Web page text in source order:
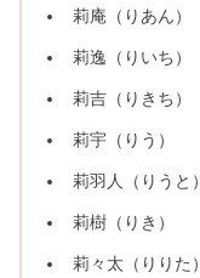
​​莉庵（りあん）
莉逸（りいち）
莉吉（りきち）
莉宇（りう）
莉羽人（りうと）
莉樹（りき）
莉々太（りりた）